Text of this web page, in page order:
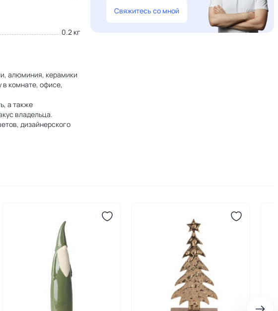
0.2 кг
алюминия, керамики
комнате, офисе,
а также
владельца.
дизайнерского
Свяжитесь со мной